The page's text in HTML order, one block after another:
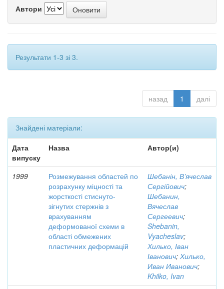
Автори
Результати 1-3 зі 3.
назад 1 далі
Знайдені матеріали:
Дата
випуску
Назва Автор(и)
1999
Розмежування областей по
розрахунку міцності та
жорсткості стиснуто-
зігнутих стержнів з
врахуванням
деформованої схеми в
області обмежених
пластичних деформацій
Шебанін, В’ячеслав
Сергійович;
Шебанин,
Вячеслав
Сергеевич;
Shebanin,
Vyacheslav;
Хилько, Іван
Іванович; Хилько,
Иван Иванович;
Khilko, Ivan